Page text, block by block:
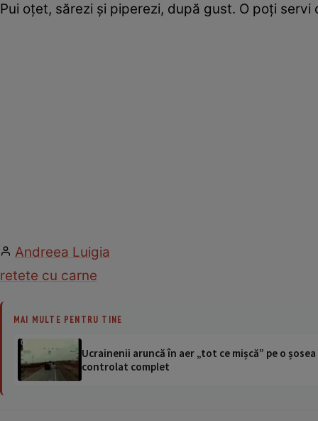
Pui oţet, sărezi şi piperezi, după gust. O poţi
Andreea Luigia
retete cu carne
MAI MULTE PENTRU TINE
Ucrainenii aruncă în aer „tot ce mișcă” pe o
controlat complet